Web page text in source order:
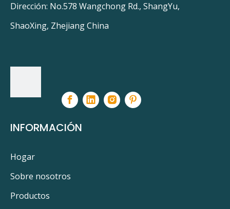
Dirección: No.578 Wangchong Rd., ShangYu,
ShaoXing, Zhejiang China
INFORMACIÓN
Hogar
Sobre nosotros
Productos